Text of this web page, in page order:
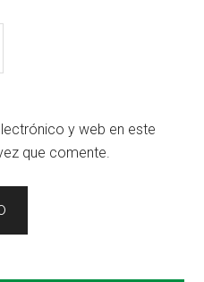
y web en este
que comente.